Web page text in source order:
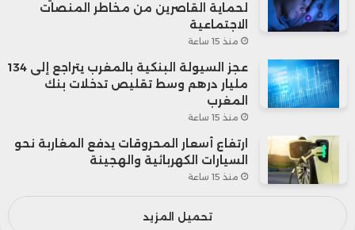
لحماية القاصرين من مخاطر المنصات
الاجتماعية
منذ 15 ساعة
عجز السيولة البنكية بالمغرب يتراجع إلى 134
مليار درهم وسط تقليص تدخلات بنك
المغرب
منذ 15 ساعة
ارتفاع أسعار المحروقات يدفع المغاربة نحو
السيارات الكهربائية والهجينة
منذ 15 ساعة
تحميل المزيد